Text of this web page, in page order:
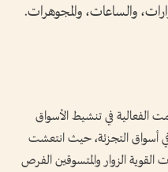
والساعات، والمجوهرات.
في تنشيط الأسواق
أسواق التجزئة، حيث انتعشت
الزوار والمتسوقين الفرص